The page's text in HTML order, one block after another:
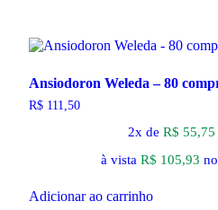
Ansiodoron Weleda – 80
R$ 111,50
2x de R$ 55,75
à vista R$ 105,93
Adicionar ao carrinho